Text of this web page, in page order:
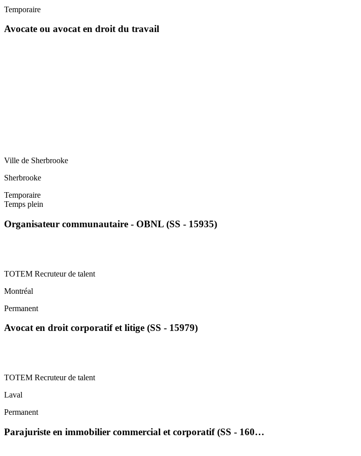
Temporaire
Avocate ou avocat en droit du travail
Ville de Sherbrooke
Sherbrooke
Temporaire
Temps plein
Organisateur communautaire - OBNL (SS - 15935)
TOTEM Recruteur de talent
Montréal
Permanent
Avocat en droit corporatif et litige (SS - 15979)
TOTEM Recruteur de talent
Laval
Permanent
Parajuriste en immobilier commercial et corporatif (SS - 160…